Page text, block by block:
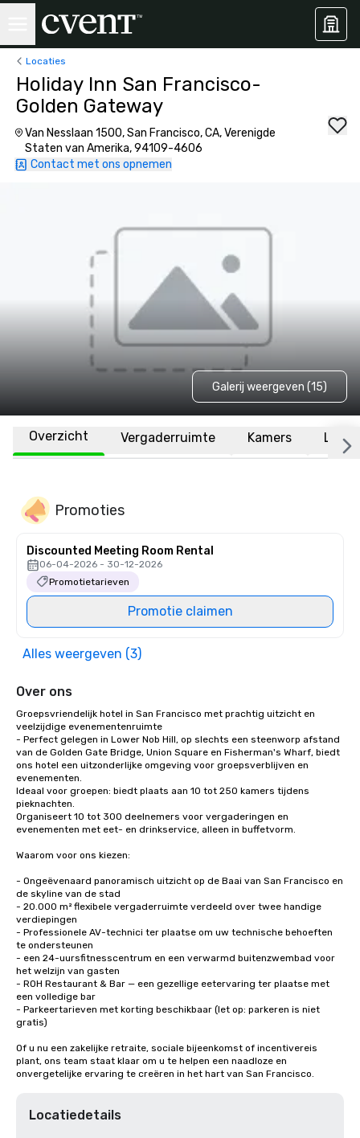
Locaties
Holiday Inn San Francisco-
Golden Gateway
Van Nesslaan 1500, San Francisco, CA, Verenigde
Staten van Amerika, 94109-4606
Contact met ons opnemen
Galerij weergeven (15)
Overzicht Vergaderruimte Kamers
Promoties
Discounted Meeting Room Rental
06-04-2026 - 30-12-2026
Promotietarieven
Promotie claimen
Alles weergeven (3)
Over ons
Groepsvriendelijk hotel in San Francisco met prachtig uitzicht en
veelzijdige evenementenruimte
- Perfect gelegen in Lower Nob Hill, op slechts een steenworp afstand
van de Golden Gate Bridge, Union Square en Fisherman's Wharf, biedt
ons hotel een uitzonderlijke omgeving voor groepsverblijven en
evenementen.
Ideaal voor groepen: biedt plaats aan 10 tot 250 kamers tijdens
pieknachten.
Organiseert 10 tot 300 deelnemers voor vergaderingen en
evenementen met eet- en drinkservice, alleen in buffetvorm.
Waarom voor ons kiezen:
- Ongeëvenaard panoramisch uitzicht op de Baai van San Francisco en
de skyline van de stad
- 20.000 m² flexibele vergaderruimte verdeeld over twee handige
verdiepingen
- Professionele AV-technici ter plaatse om uw technische behoeften
te ondersteunen
- een 24-uursfitnesscentrum en een verwarmd buitenzwembad voor
het welzijn van gasten
- ROH Restaurant & Bar — een gezellige eetervaring ter plaatse met
een volledige bar
- Parkeertarieven met korting beschikbaar (let op: parkeren is niet
gratis)
Of u nu een zakelijke retraite, sociale bijeenkomst of incentivereis
plant, ons team staat klaar om u te helpen een naadloze en
onvergetelijke ervaring te creëren in het hart van San Francisco.
Locatiedetails